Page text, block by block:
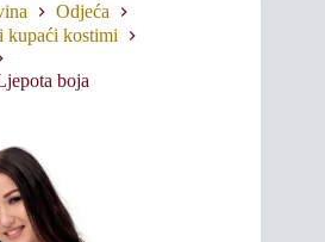
Odjeća
kupaći kostimi
boja